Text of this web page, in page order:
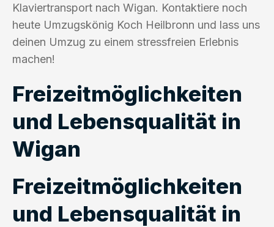
Klaviertransport nach Wigan. Kontaktiere noch
heute Umzugskönig Koch Heilbronn und lass uns
deinen Umzug zu einem stressfreien Erlebnis
machen!
Freizeitmöglichkeiten
und Lebensqualität in
Wigan
Freizeitmöglichkeiten
und Lebensqualität in